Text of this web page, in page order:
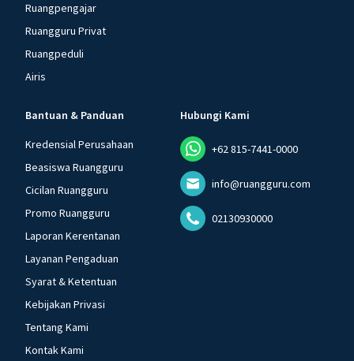
Ruangpengajar
Ruangguru Privat
Ruangpeduli
Airis
Bantuan & Panduan
Kredensial Perusahaan
Beasiswa Ruangguru
Cicilan Ruangguru
Promo Ruangguru
Laporan Kerentanan
Layanan Pengaduan
Syarat & Ketentuan
Kebijakan Privasi
Tentang Kami
Kontak Kami
Hubungi Kami
+62 815-7441-0000
info@ruangguru.com
02130930000